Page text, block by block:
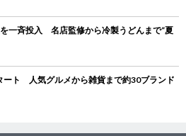
一斉投入 名店監修から冷製うどんまで“夏
ート 人気グルメから雑貨まで約30ブランド